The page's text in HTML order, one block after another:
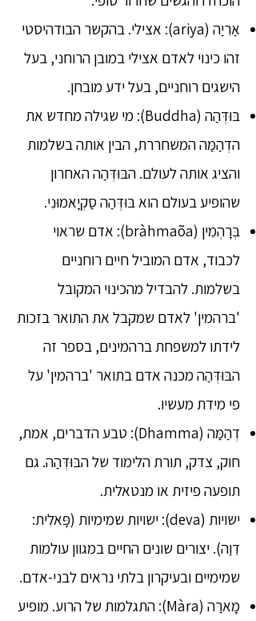
אַרִיַה (ariya): אצילי. בהקשר הבודהיסטי
זהו כינוי לאדם אצילי במובן הרוחני, בעל
הישגים רוחניים, בעל ידע מובחן.
בּוּדְּהַה (Buddha): מי שגילה מחדש את
הדְהַמַּה המשחררת, הבין אותה בשלמות
והציג אותה לעולם. הבּוּדְּהַה האחרון
שהופיע בעולם הוא בּוּדְּהַה סַקְיָאמוּנִי.
בְּרָהְמִין (bràhmaõa): אדם שראוי
לכבוד, אדם המוביל חיים רוחניים
בשלמות. להבדיל מהכינוי המקובל
'ברהמין' לאדם שמקבל את התואר בזכות
לידתו למשפחת ברהמינים, בספר זה
הבּוּדְּהַה מכנה אדם בתואר 'ברהמין' על
פי מידת מעשיו.
דְהַמַּה (Dhamma): טבע הדברים, אמת,
חוק, צדק, תורת הלימוד של הבּוּדְּהַה. גם
תופעה פיזית או מנטאלית.
ישויות (deva): ישויות שמימיות (פָּאלִית:
דֵוַה). יצורים שונים החיים במגוון עולמות
שמימיים ובעיקרון בלתי נראים לבני-אדם.
מָארַה (Màra): התגלמות של הרוע. מופיע